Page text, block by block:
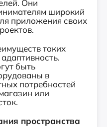
Они
широкий
приложения своих
таких
быть
в
потребностей
или
пространства